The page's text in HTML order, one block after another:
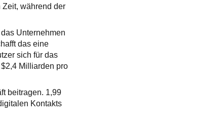
während der
Unternehmen
das eine
sich für das
Milliarden pro
beitragen. 1,99
Kontakts